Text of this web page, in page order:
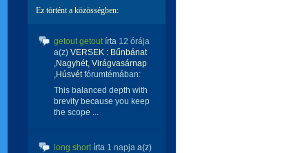
Ez történt a közösségben:
getout getoutírta 12 órája
a(z) VERSEK : Bűnbánat
,Nagyhét, Virágvasárnap
,Húsvétfórumtémában:
This balanced depth with
brevity because you keep
the scope ...
long shortírta 1 napja a(z)